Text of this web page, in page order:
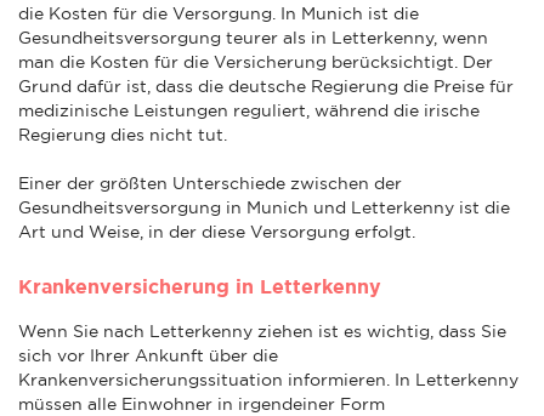
die Kosten für die Versorgung. In Munich ist die
Gesundheitsversorgung teurer als in Letterkenny, wenn
man die Kosten für die Versicherung berücksichtigt. Der
Grund dafür ist, dass die deutsche Regierung die Preise für
medizinische Leistungen reguliert, während die irische
Regierung dies nicht tut.
Einer der größten Unterschiede zwischen der
Gesundheitsversorgung in Munich und Letterkenny ist die
Art und Weise, in der diese Versorgung erfolgt.
Krankenversicherung in Letterkenny
Wenn Sie nach Letterkenny ziehen ist es wichtig, dass Sie
sich vor Ihrer Ankunft über die
Krankenversicherungssituation informieren. In Letterkenny
müssen alle Einwohner in irgendeiner Form